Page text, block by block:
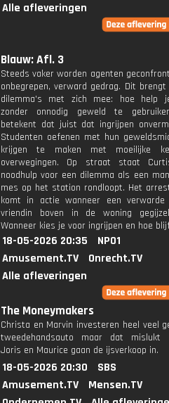
Alle afleveringen
Blauw: Afl. 3
Steeds vaker worden agenten
onbegrepen, verward gedrag. Dit brengt
dilemma's met zich mee: hoe help
zonder onnodig geweld te
betekent dat juist dat ingrijpen
Studenten oefenen met hun
krijgen te maken met moeilijke
overwegingen. Op straat staat
noodhulp voor een dilemma als een
mes op het station rondloopt. Het
komt in actie wanneer een
vriendin boven in de woning
Wanneer kies je voor ingrijpen en hoe
18-05-2026 20:35
NPO1
Amusement.TV
Onrecht.TV
Alle afleveringen
The Moneymakers
Christa en Marvin investeren heel veel
tweedehandsauto maar dat mislukt
Joris en Maurice gaan de ijsverkoop in.
18-05-2026 20:30
SBS
Amusement.TV
Mensen.TV